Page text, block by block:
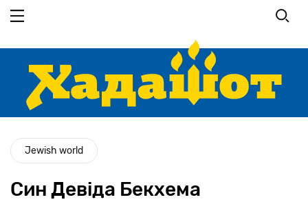
основного
Jewish world
Син Девіда Бекхема